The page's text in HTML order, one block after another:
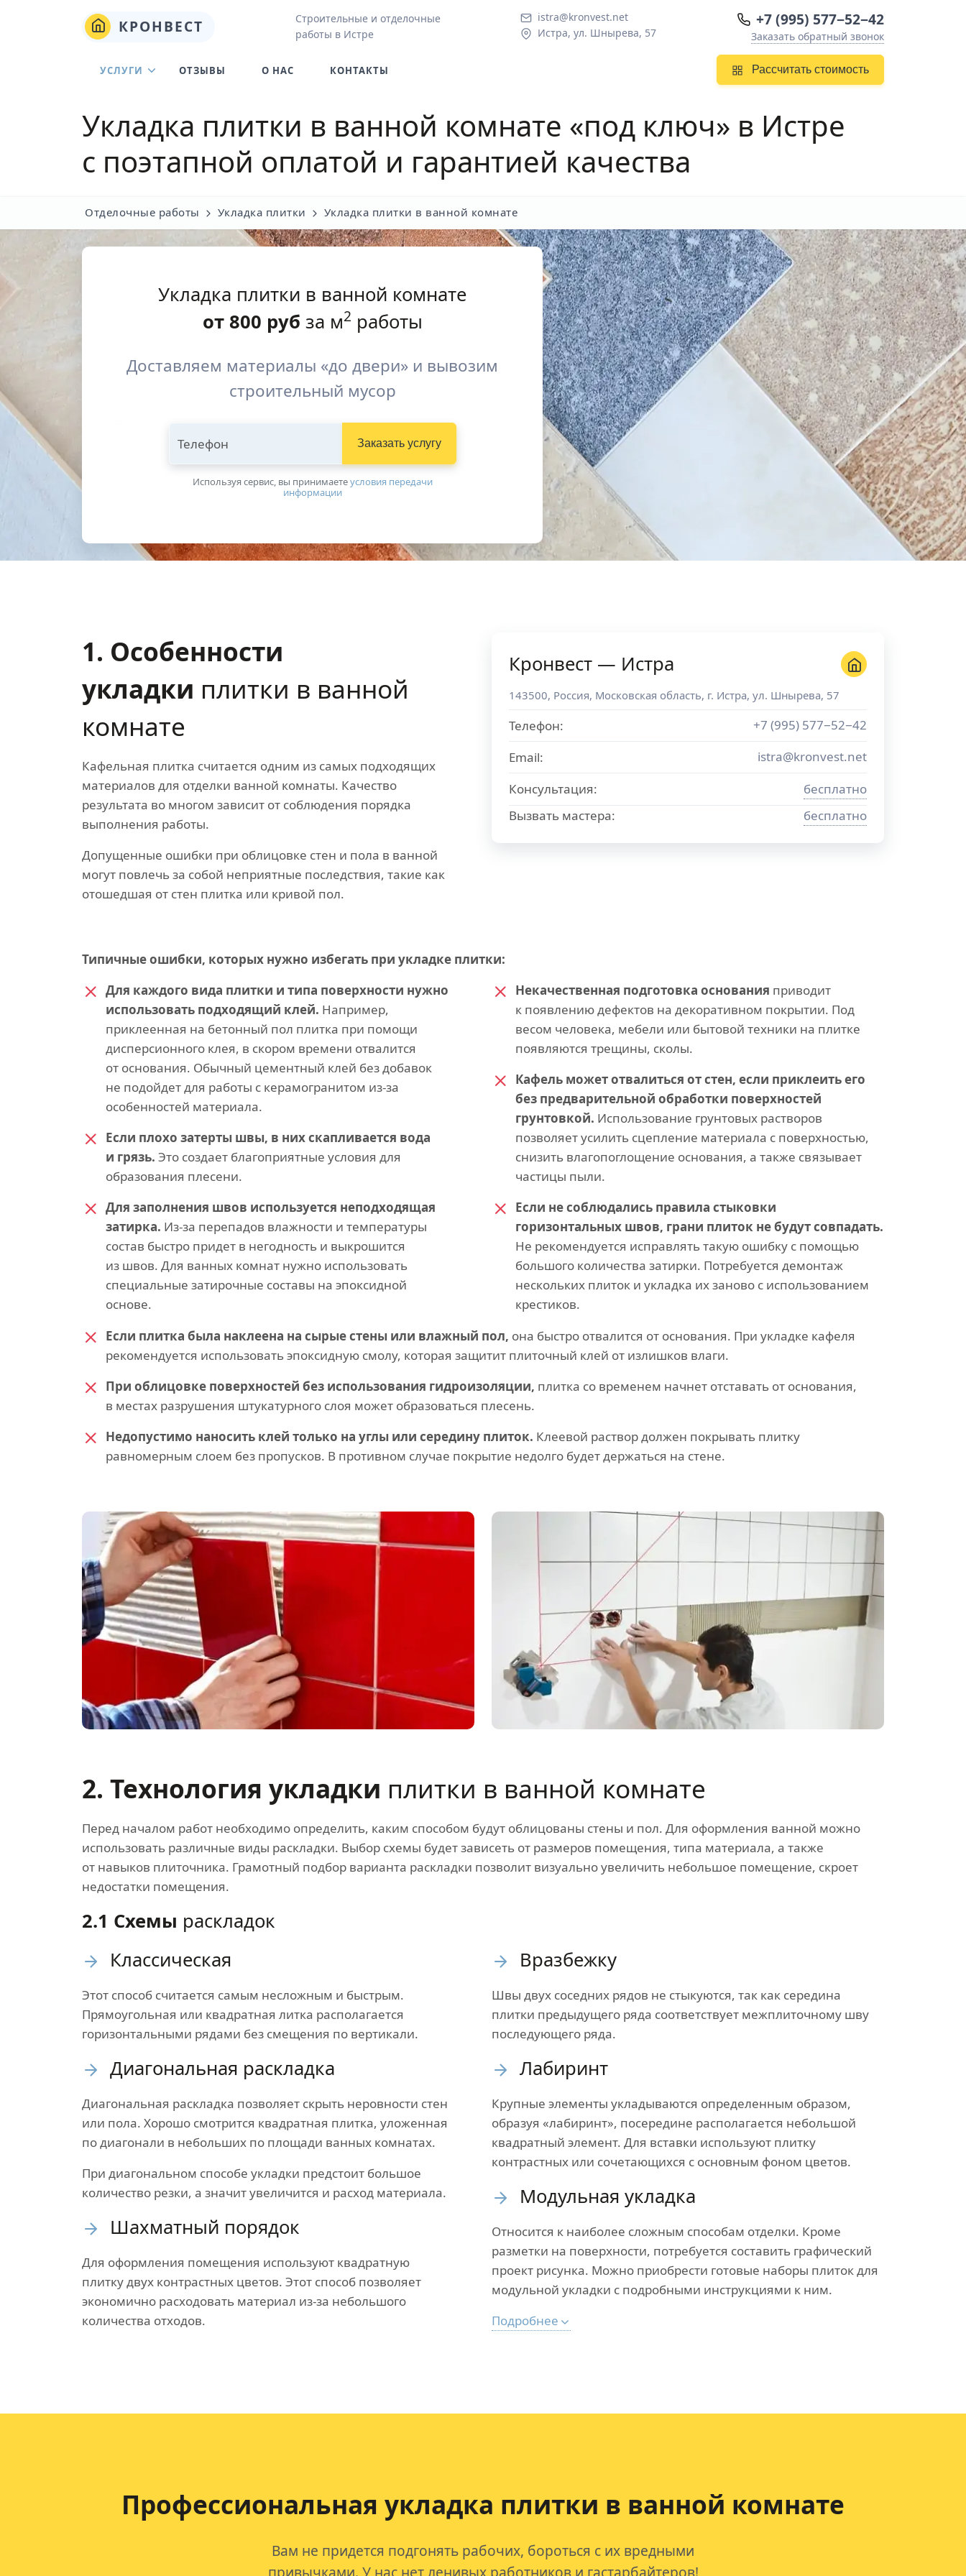
КРОНВЕСТ
Строительные и отделочные
работы в Истре
istra@kronvest.net
Истра, ул. Шнырева, 57
+7 (995) 577−52−42
Заказать обратный звонок
Рассчитать стоимость
УСЛУГИ ОТЗЫВЫ О НАС КОНТАКТЫ
Укладка плитки в ванной комнате «под ключ» в Истре
с поэтапной оплатой и гарантией качества
Отделочные работы Укладка плитки Укладка плитки в ванной комнате
Укладка плитки в ванной комнате
от 800 руб за м2 работы
Доставляем материалы «до двери» и вывозим
строительный мусор
Телефон Заказать услугу
Используя сервис, вы принимаетeусловия передачи
информации
1. Особенности
укладки плитки в ванной
комнате
Кафельная плитка считается одним из самых подходящих
материалов для отделки ванной комнаты. Качество
результата во многом зависит от соблюдения порядка
выполнения работы.
Допущенные ошибки при облицовке стен и пола в ванной
могут повлечь за собой неприятные последствия, такие как
отошедшая от стен плитка или кривой пол.
Кронвест — Истра
143500, Россия, Московская область, г. Истра, ул. Шнырева, 57
Телефон:
+7 (995) 577−52−42
Email:
istra@kronvest.net
Консультация:
бесплатно
Вызвать мастера:
бесплатно
Типичные ошибки, которых нужно избегать при укладке плитки:
Для каждого вида плитки и типа поверхности нужно
использовать подходящий клей. Например,
приклеенная на бетонный пол плитка при помощи
дисперсионного клея, в скором времени отвалится
от основания. Обычный цементный клей без добавок
не подойдет для работы с керамогранитом из-за
особенностей материала.
Если плохо затерты швы, в них скапливается вода
и грязь. Это создает благоприятные условия для
образования плесени.
Для заполнения швов используется неподходящая
затирка. Из-за перепадов влажности и температуры
состав быстро придет в негодность и выкрошится
из швов. Для ванных комнат нужно использовать
специальные затирочные составы на эпоксидной
основе.
Некачественная подготовка основания приводит
к появлению дефектов на декоративном покрытии. Под
весом человека, мебели или бытовой техники на плитке
появляются трещины, сколы.
Кафель может отвалиться от стен, если приклеить его
без предварительной обработки поверхностей
грунтовкой. Использование грунтовых растворов
позволяет усилить сцепление материала с поверхностью,
снизить влагопоглощение основания, а также связывает
частицы пыли.
Если не соблюдались правила стыковки
горизонтальных швов, грани плиток не будут совпадать.
Не рекомендуется исправлять такую ошибку с помощью
большого количества затирки. Потребуется демонтаж
нескольких плиток и укладка их заново с использованием
крестиков.
Если плитка была наклеена на сырые стены или влажный пол, она быстро отвалится от основания. При укладке кафеля
рекомендуется использовать эпоксидную смолу, которая защитит плиточный клей от излишков влаги.
При облицовке поверхностей без использования гидроизоляции, плитка со временем начнет отставать от основания,
в местах разрушения штукатурного слоя может образоваться плесень.
Недопустимо наносить клей только на углы или середину плиток. Клеевой раствор должен покрывать плитку
равномерным слоем без пропусков. В противном случае покрытие недолго будет держаться на стене.
2. Технология укладки плитки в ванной комнате
Перед началом работ необходимо определить, каким способом будут облицованы стены и пол. Для оформления ванной можно
использовать различные виды раскладки. Выбор схемы будет зависеть от размеров помещения, типа материала, а также
от навыков плиточника. Грамотный подбор варианта раскладки позволит визуально увеличить небольшое помещение, скроет
недостатки помещения.
2.1 Схемы раскладок
Классическая
Этот способ считается самым несложным и быстрым.
Прямоугольная или квадратная литка располагается
горизонтальными рядами без смещения по вертикали.
Диагональная раскладка
Диагональная раскладка позволяет скрыть неровности стен
или пола. Хорошо смотрится квадратная плитка, уложенная
по диагонали в небольших по площади ванных комнатах.
При диагональном способе укладки предстоит большое
количество резки, а значит увеличится и расход материала.
Шахматный порядок
Для оформления помещения используют квадратную
плитку двух контрастных цветов. Этот способ позволяет
экономично расходовать материал из-за небольшого
количества отходов.
Вразбежку
Швы двух соседних рядов не стыкуются, так как середина
плитки предыдущего ряда соответствует межплиточному шву
последующего ряда.
Лабиринт
Крупные элементы укладываются определенным образом,
образуя «лабиринт», посередине располагается небольшой
квадратный элемент. Для вставки используют плитку
контрастных или сочетающихся с основным фоном цветов.
Модульная укладка
Относится к наиболее сложным способам отделки. Кроме
разметки на поверхности, потребуется составить графический
проект рисунка. Можно приобрести готовые наборы плиток для
модульной укладки с подробными инструкциями к ним.
Подробнее
Профессиональная укладка плитки в ванной комнате
Вам не придется подгонять рабочих, бороться с их вредными
привычками. У нас нет ленивых работников и гастарбайтеров!